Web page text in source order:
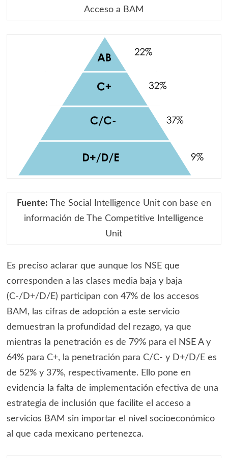
Acceso a BAM
Fuente:
The Social Intelligence Unit con base en
información de The Competitive Intelligence
Unit
Es preciso aclarar que aunque los NSE que
corresponden a las clases media baja y baja
(C-/D+/D/E) participan con 47% de los accesos
BAM, las cifras de adopción a este servicio
demuestran la profundidad del rezago, ya que
mientras la penetración es de 79% para el NSE A y
64% para C+, la penetración para C/C- y D+/D/E es
de 52% y 37%, respectivamente. Ello pone en
evidencia la falta de implementación efectiva de una
estrategia de inclusión que facilite el acceso a
servicios BAM sin importar el nivel socioeconómico
al que cada mexicano pertenezca.